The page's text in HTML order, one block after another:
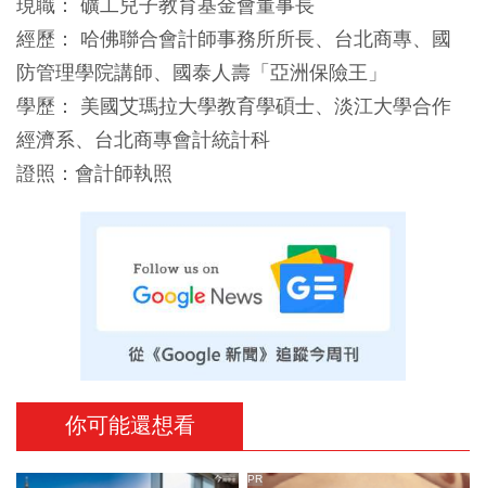
經歷： 哈佛聯合會計師事務所所長、台北商專、國
防管理學院講師、國泰人壽「亞洲保險王」
學歷： 美國艾瑪拉大學教育學碩士、淡江大學合作
經濟系、台北商專會計統計科
證照：會計師執照
你可能還想看
PR